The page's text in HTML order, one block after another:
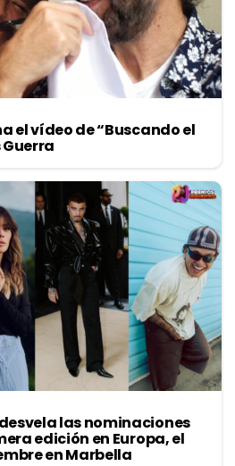
el vídeo de “Buscando el
Guerra
las nominaciones
edición en Europa, el
en Marbella